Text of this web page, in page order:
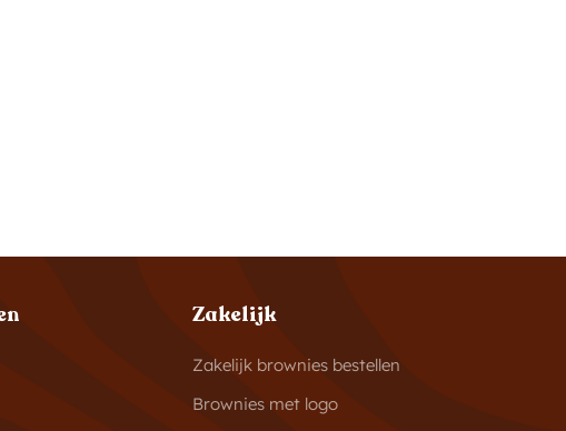
Zakelijk
Zakelijk brownies bestellen
Brownies met logo